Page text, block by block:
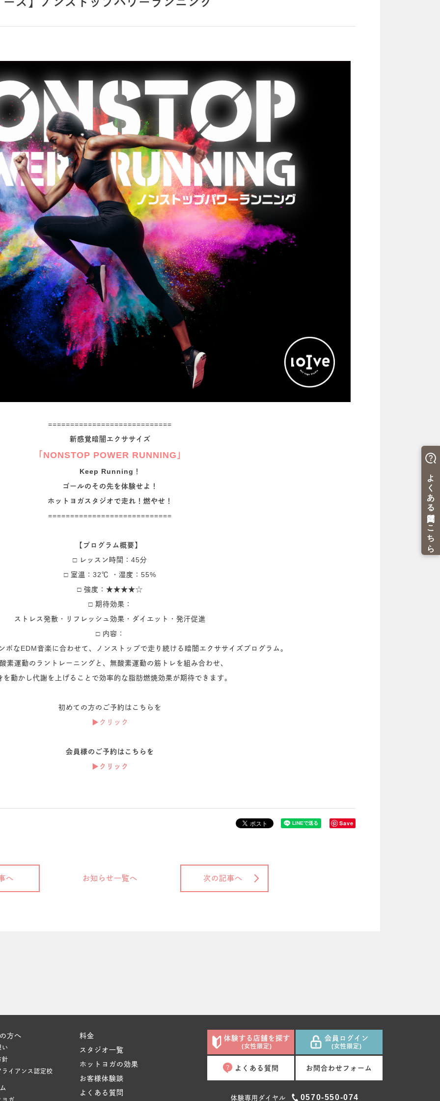
============================
新感覚暗闇エクササイズ
「NONSTOP POWER RUNNING」
Keep Running！
ゴールのその先を体験せよ！
ホットヨガスタジオで走れ！燃やせ！
============================
【プログラム概要】
□ レッスン時間：45分
□ 室温：32℃ ・湿度：55%
□ 強度：★★★★☆
□ 期待効果：
ストレス発散・リフレッシュ効果・ダイエット・発汗促進
□ 内容：
ポなEDM音楽に合わせて、ノンストップで走り続ける暗闇エクササイズプログラム。
素運動のラントレーニングと、無酸素運動の筋トレを組み合わせ、
を動かし代謝を上げることで効率的な脂肪燃焼効果が期待できます。
初めての方のご予約はこちらを
▶︎クリック
会員様のご予約はこちらを
▶︎クリック
Save
へ お知らせ一覧へ 次の記事へ
方へ
い
針
ライアンス認定校
料金
スタジオ一覧
ホットヨガの効果
お客様体験談
よくある質問
体験する店舗を探す
(女性限定)
会員ログイン
(女性限定)
よくある質問 お問合わせフォーム
体験専用ダイヤル 0570-550-074